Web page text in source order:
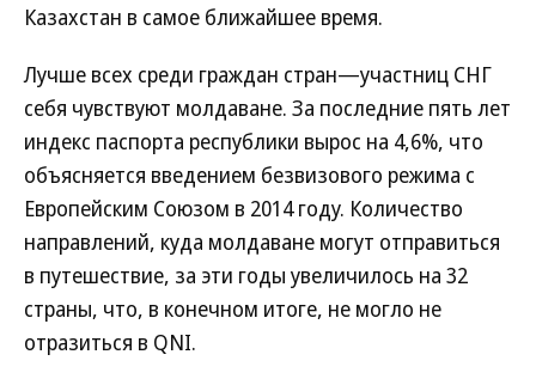
Казахстан в самое ближайшее время.
Лучше всех среди граждан стран—участниц СНГ
себя чувствуют молдаване. За последние пять лет
индекс паспорта республики вырос на 4,6%, что
объясняется введением безвизового режима с
Европейским Союзом в 2014 году. Количество
направлений, куда молдаване могут отправиться
в путешествие, за эти годы увеличилось на 32
страны, что, в конечном итоге, не могло не
отразиться в QNI.